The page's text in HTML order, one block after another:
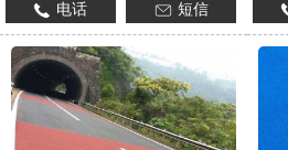
1
电话
短信